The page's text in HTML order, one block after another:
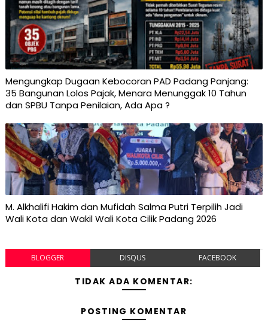
Mengungkap Dugaan Kebocoran PAD Padang Panjang:
35 Bangunan Lolos Pajak, Menara Menunggak 10 Tahun
dan SPBU Tanpa Penilaian, Ada Apa ?
M. Alkhalifi Hakim dan Mufidah Salma Putri Terpilih Jadi
Wali Kota dan Wakil Wali Kota Cilik Padang 2026
BLOGGER DISQUS FACEBOOK
TIDAK ADA KOMENTAR:
POSTING KOMENTAR